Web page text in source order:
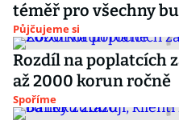
téměř pro všechny
Půjčujeme si
Rozdíl na poplatcích
až 2000 korun ročně
Spoříme